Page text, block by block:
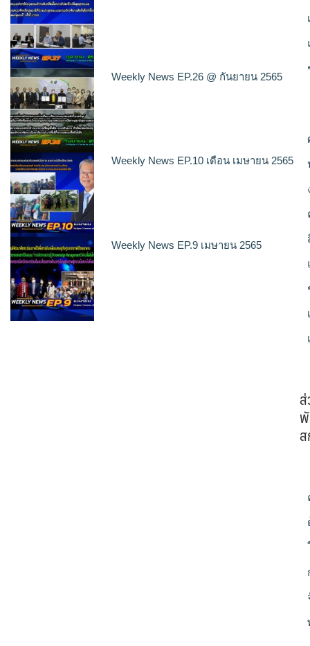
Weekly News EP.26 @ กันยายน 2565
Weekly News EP.10 เดือน เมษายน 2565
Weekly News EP.9 เมษายน 2565